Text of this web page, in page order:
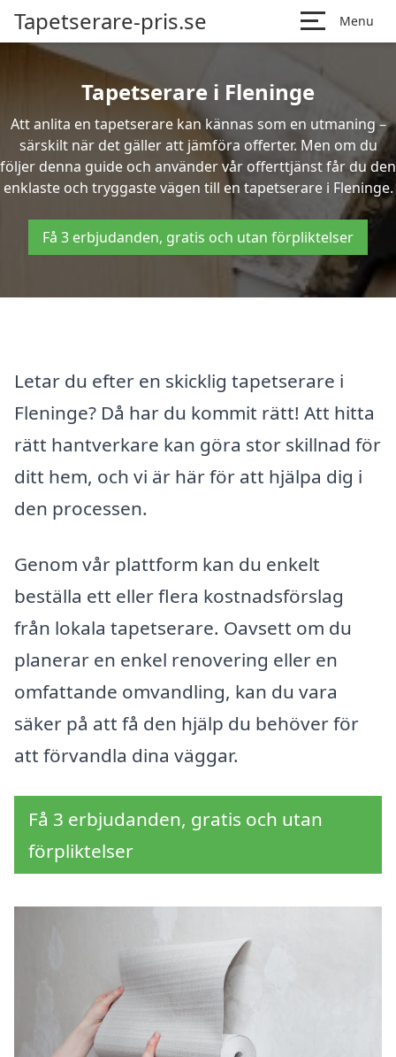
Tapetserare-pris.se Menu
Tapetserare i Fleninge
Att anlita en tapetserare kan kännas som en utmaning –
särskilt när det gäller att jämföra offerter. Men om du
följer denna guide och använder vår offerttjänst får du den
enklaste och tryggaste vägen till en tapetserare i Fleninge.
Få 3 erbjudanden, gratis och utan förpliktelser
Letar du efter en skicklig tapetserare i
Fleninge? Då har du kommit rätt! Att hitta
rätt hantverkare kan göra stor skillnad för
ditt hem, och vi är här för att hjälpa dig i
den processen.
Genom vår plattform kan du enkelt
beställa ett eller flera kostnadsförslag
från lokala tapetserare. Oavsett om du
planerar en enkel renovering eller en
omfattande omvandling, kan du vara
säker på att få den hjälp du behöver för
att förvandla dina väggar.
Få 3 erbjudanden, gratis och utan
förpliktelser